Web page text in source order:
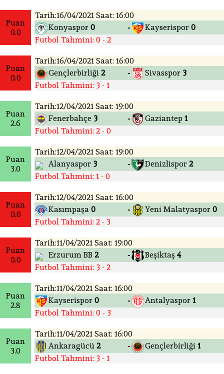
Puan
0.0
Tarih:16/04/2021 Saat: 16:00
Konyaspor 0 - Kayserispor 0
Futbol Tahmini: 0 - 2
Puan
0.0
Tarih:16/04/2021 Saat: 16:00
Gençlerbirliği 2 - Sivasspor 3
Futbol Tahmini: 3 - 1
Puan
2.6
Tarih:12/04/2021 Saat: 19:00
Fenerbahçe 3 - Gaziantep 1
Futbol Tahmini: 2 - 0
Puan
3.0
Tarih:12/04/2021 Saat: 19:00
Alanyaspor 3 - Denizlispor 2
Futbol Tahmini: 1 - 0
Puan
0.0
Tarih:12/04/2021 Saat: 16:00
Kasımpaşa 0 - Yeni Malatyaspor 0
Futbol Tahmini: 2 - 3
Puan
0.0
Tarih:11/04/2021 Saat: 19:00
Erzurum BB 2 - Beşiktaş 4
Futbol Tahmini: 3 - 2
Puan
2.8
Tarih:11/04/2021 Saat: 16:00
Kayserispor 0 - Antalyaspor 1
Futbol Tahmini: 0 - 3
Puan
3.0
Tarih:11/04/2021 Saat: 16:00
Ankaragücü 2 - Gençlerbirliği 1
Futbol Tahmini: 3 - 1